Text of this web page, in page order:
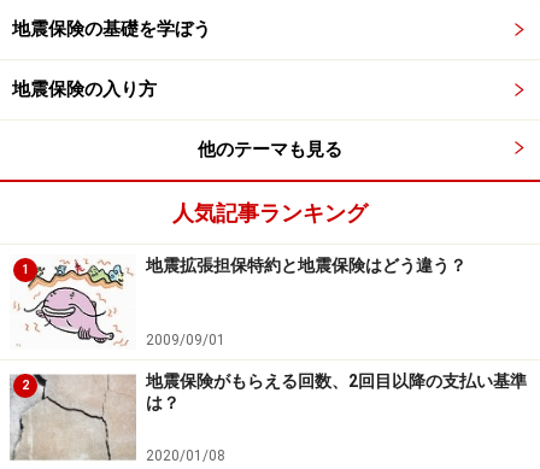
最初にお話したように地震保険で補償される金額は、火
災保険の保険金額の30～50％の間といった限度がありま
保険は600万円～1,000万円となります。
このように保険金額は最高でも半分で、さらに建物5,000
万円・家財1,000万円という上限もあります。いずれにし
ても地震災害で家が全壊などした場合、地震保険では最
高でも半分までしか補償されません。
また地震保険そのものはどこの損害保険会社で加入して
も違いはありません。但し地震保険を付帯する火災保険
は各社ごとの違いで出ているのでこちらを比較するよう
地震保険の基礎を学ぼう
地震保険の入り方
他のテーマも見る
人気記事ランキング
1 地震拡張担保特約と地震保険はどう違う？
2009/09/01
2
地震保険がもらえる回数、2回目以降の支払い基準
は？
2020/01/08